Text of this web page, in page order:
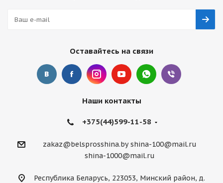
Оставайтесь на связи
Наши контакты
+375(44)599-11-58
zakaz@belsprosshina.by shina-100@mail.ru
shina-1000@mail.ru
Республика Беларусь, 223053, Минский район, д.